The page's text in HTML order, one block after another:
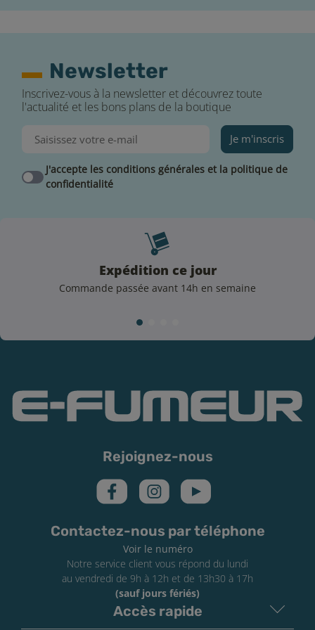
Newsletter
Inscrivez-vous à la newsletter et découvrez toute
l'actualité et les bons plans de la boutique
Je m'inscris
J'accepte les conditions générales et la politique de
confidentialité
Expédition ce jour
Commande passée avant 14h en semaine
Rejoignez-nous
Contactez-nous par téléphone
Voir le numéro
Notre service client vous répond du lundi
au vendredi de 9h à 12h et de 13h30 à 17h
(sauf jours fériés)
Accès rapide